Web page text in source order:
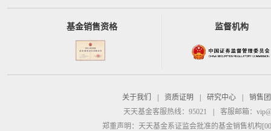
基金销售资格 监督机构
关于我们 资质证明 研究中心
销售
天天基金客服热线：95021
客服邮箱：
郑重声明： 天天基金系证监会批准的基金销售机构